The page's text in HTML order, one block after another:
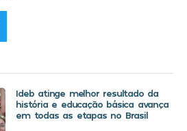
Ideb atinge melhor resultado da
história e educação básica avança
em todas as etapas no Brasil